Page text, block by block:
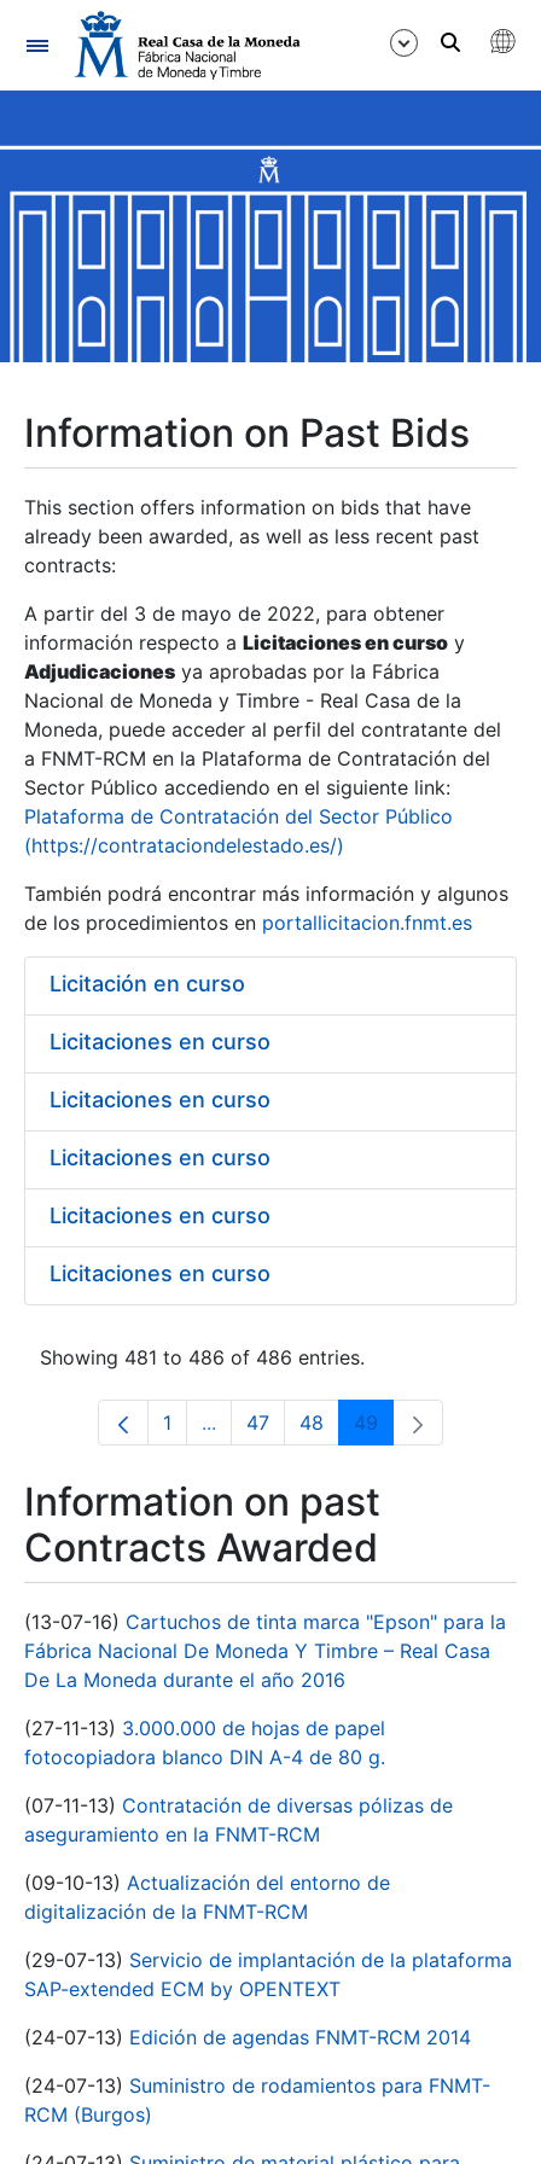
Navigation
Show/Hide
Show/Hide
Show/Hide
Show/Hide
Show/Hide
Show/Hide
Information on Past Bids
This section offers information on bids that have
already been awarded, as well as less recent past
contracts:
A partir del 3 de mayo de 2022, para obtener
información respecto a Licitaciones en curso y
Adjudicaciones ya aprobadas por la Fábrica
Nacional de Moneda y Timbre - Real Casa de la
Moneda, puede acceder al perfil del contratante del
a FNMT-RCM en la Plataforma de Contratación del
Sector Público accediendo en el siguiente link:
Plataforma de Contratación del Sector Público
(https://contrataciondelestado.es/)
También podrá encontrar más información y algunos
de los procedimientos en portallicitacion.fnmt.es
Licitación en curso
Licitaciones en curso
Licitaciones en curso
Licitaciones en curso
Licitaciones en curso
Licitaciones en curso
Showing 481 to 486 of 486 entries.
Page
1 ...Intermediate Pages Use TAB to
Page
47 Page
48 Page
49
Information on past
Contracts Awarded
(13-07-16) Cartuchos de tinta marca "Epson" para la
Fábrica Nacional De Moneda Y Timbre – Real Casa
De La Moneda durante el año 2016
(27-11-13) 3.000.000 de hojas de papel
fotocopiadora blanco DIN A-4 de 80 g.
(07-11-13) Contratación de diversas pólizas de
aseguramiento en la FNMT-RCM
(09-10-13) Actualización del entorno de
digitalización de la FNMT-RCM
(29-07-13) Servicio de implantación de la plataforma
SAP-extended ECM by OPENTEXT
(24-07-13) Edición de agendas FNMT-RCM 2014
(24-07-13) Suministro de rodamientos para FNMT-
RCM (Burgos)